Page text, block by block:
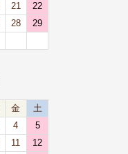
21
22
28
29
金
土
4
5
11
12